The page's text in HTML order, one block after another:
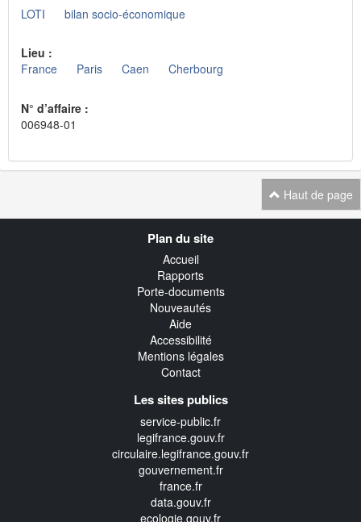
LOTI
bilan socio-économique
Lieu :
France
Paris Caen Cherbourg
N° d’affaire :
006948-01
Haut de page
Plan du site
Accueil
Rapports
Porte-documents
Nouveautés
Aide
Accessibilité
Mentions légales
Contact
Les sites publics
service-public.fr
legifrance.gouv.fr
circulaire.legifrance.gouv.fr
gouvernement.fr
france.fr
data.gouv.fr
ecologie.gouv.fr